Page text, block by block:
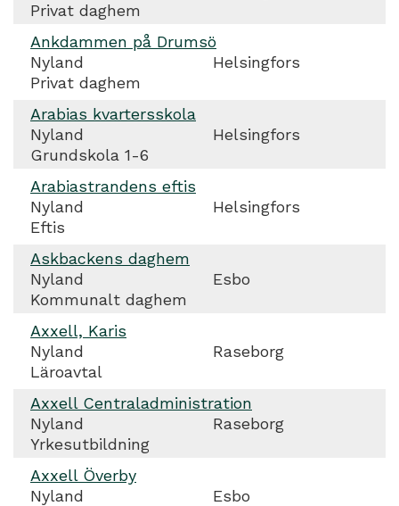
Privat daghem
Ankdammen på Drumsö
Nyland
Helsingfors
Privat daghem
Arabias kvartersskola
Nyland
Helsingfors
Grundskola 1-6
Arabiastrandens eftis
Nyland
Helsingfors
Eftis
Askbackens daghem
Nyland
Esbo
Kommunalt daghem
Axxell, Karis
Nyland
Raseborg
Läroavtal
Axxell Centraladministration
Nyland
Raseborg
Yrkesutbildning
Axxell Överby
Nyland
Esbo